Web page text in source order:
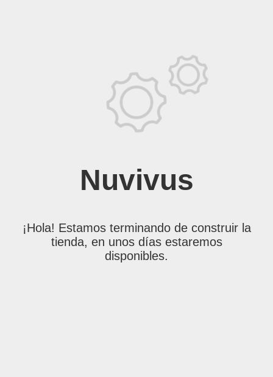
Nuvivus
¡Hola! Estamos terminando de construir la
tienda, en unos días estaremos
disponibles.